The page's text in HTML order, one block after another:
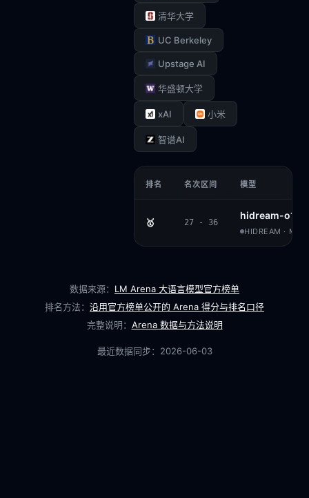
清华大学
UC Berkeley
Upstage AI
华盛顿大学
xAI 小米
智谱AI
排名 名次区间 模型
🥇 27 - 36
hidream-o1-
HIDREAM · MIT
数据来源： LM Arena 大语言模型官方榜单
排名方法： 沿用官方榜单公开的 Arena 得分与排名口径
完整说明： Arena 数据与方法说明
最近数据同步： 2026-06-03